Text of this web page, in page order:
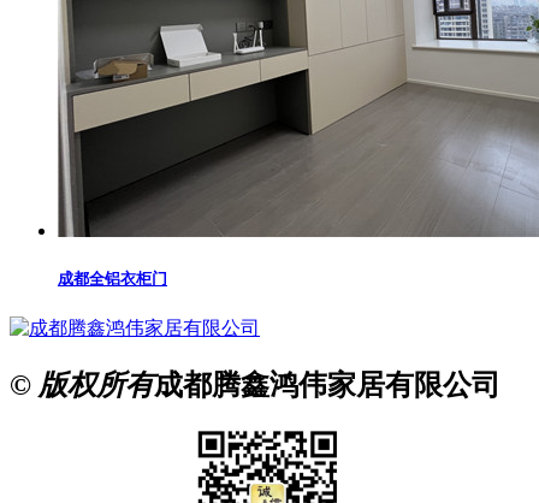
成都全铝衣柜门
© 版权所有成都腾鑫鸿伟家居有限公司